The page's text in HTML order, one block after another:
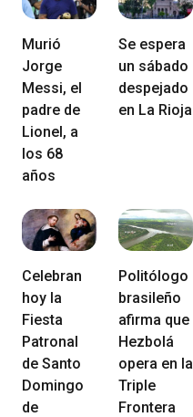
Murió
Jorge
Messi, el
padre de
Lionel, a
los 68
años
Se espera
un sábado
despejado
en La Rioja
Celebran
hoy la
Fiesta
Patronal
de Santo
Domingo
de
Politólogo
brasileño
afirma que
Hezbolá
opera en la
Triple
Frontera